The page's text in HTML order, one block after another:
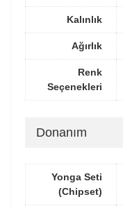
Kalınlık
Ağırlık
Renk
Seçenekleri
Donanım
Yonga Seti
(Chipset)